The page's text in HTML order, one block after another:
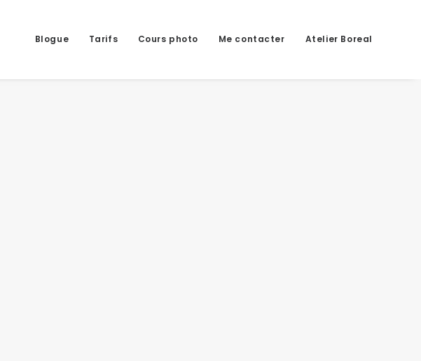
Blogue Tarifs Cours photo Me contacter Atelier Boreal